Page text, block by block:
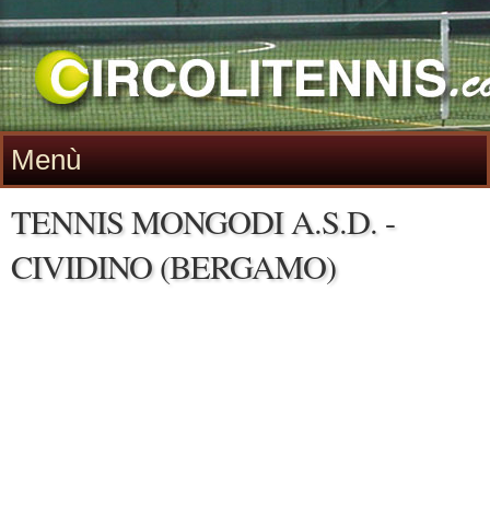
Menù
TENNIS MONGODI A.S.D. -
CIVIDINO (BERGAMO)